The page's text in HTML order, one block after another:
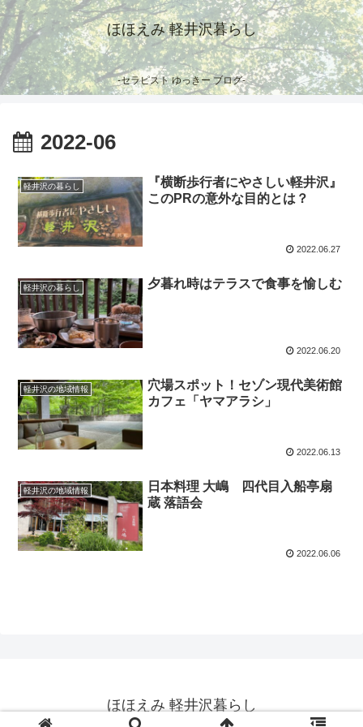
ほほえみ 軽井沢暮らし
-セラピスト ゆっきー ブログ-
2022-06
軽井沢の暮らし
『横断歩行者にやさしい軽井沢』
このPRの意外な目的とは？
2022.06.27
軽井沢の暮らし 夕暮れ時はテラスで食事を愉しむ
2022.06.20
軽井沢の地域情報
穴場スポット！セゾン現代美術館
カフェ「ヤマアラシ」
2022.06.13
軽井沢の地域情報
日本料理 大嶋 四代目入船亭扇
蔵 落語会
2022.06.06
ほほえみ 軽井沢暮らし